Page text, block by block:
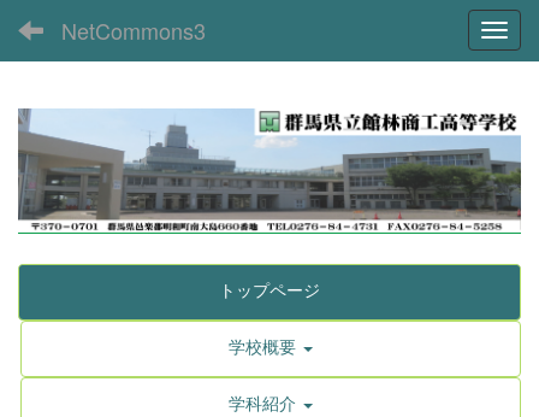
NetCommons3
トップページ
学校概要
学科紹介